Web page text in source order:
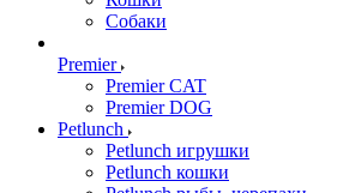
Собаки
Premier
Premier CAT
Premier DOG
Petlunch
Petlunch игрушки
Petlunch кошки